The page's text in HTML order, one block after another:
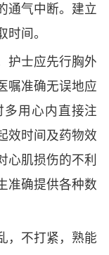
通气中断。建立
间。
护士应先行胸外
嘱准确无误地应
用心内直接注
效时间及药物效
心肌损伤的不利
准确提供各种数
，不打紧，熟能